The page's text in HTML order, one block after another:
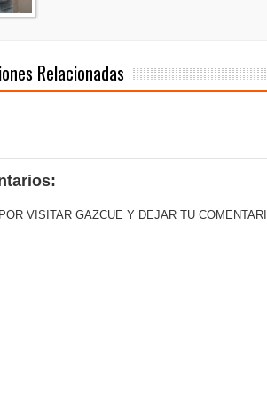
Embajada dominicana en
Relacionadas
VISITAR GAZCUE Y DEJAR TU